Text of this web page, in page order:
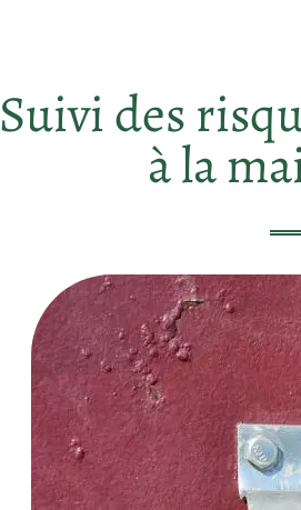
Suivi des
à la